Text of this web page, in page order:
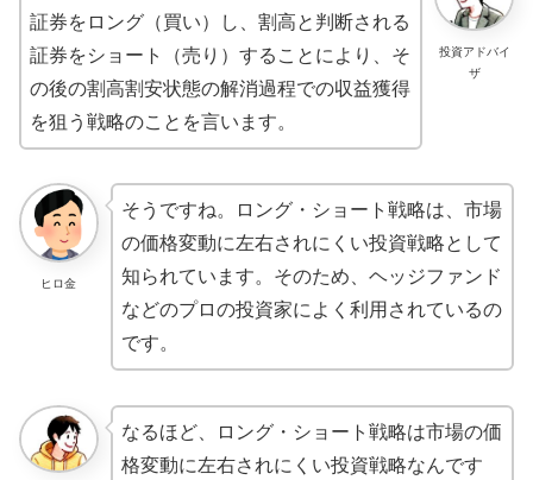
投資アドバイ
ザ
証券をロング（買い）し、割高と判断される
証券をショート（売り）することにより、そ
の後の割高割安状態の解消過程での収益獲得
を狙う戦略のことを言います。
ヒロ金
そうですね。ロング・ショート戦略は、市場
の価格変動に左右されにくい投資戦略として
知られています。そのため、ヘッジファンド
などのプロの投資家によく利用されているの
です。
なるほど、ロング・ショート戦略は市場の価
格変動に左右されにくい投資戦略なんです